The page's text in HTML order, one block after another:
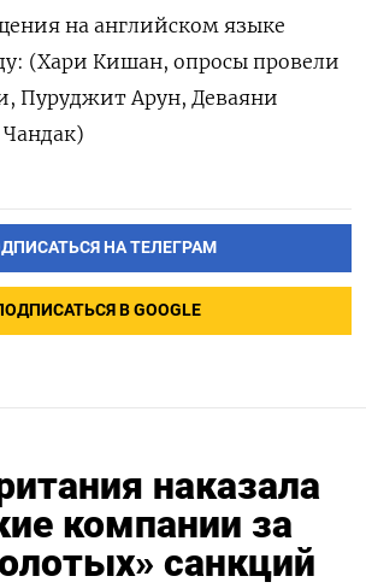
на английском языке
(Хари Кишан, опросы провели
Пуруджит Арун, Деваяни
НА ТЕЛЕГРАМ
В GOOGLE
наказала
компании за
санкций